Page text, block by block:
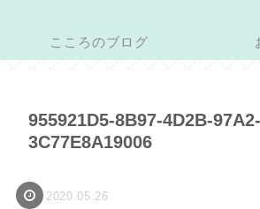
こころのブログ
955921D5-8B97-4D2B-97A2-
3C77E8A19006
2020.05.26